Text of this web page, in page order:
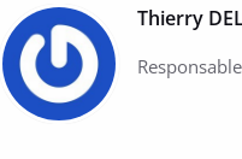
Thierry